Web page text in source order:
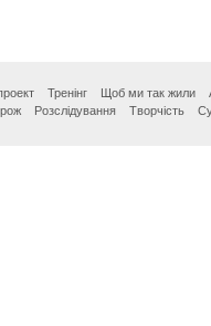
Тренінг Щоб ми так жили
Розслідування Творчість